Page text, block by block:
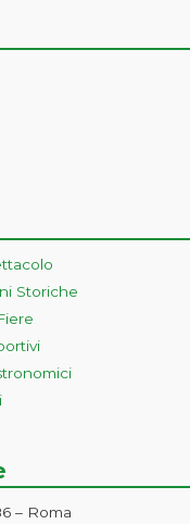
Storiche
– Roma